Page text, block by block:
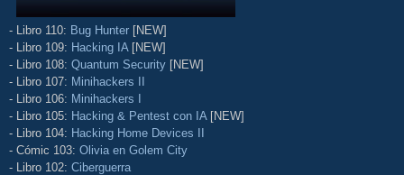
- Libro 110: Bug Hunter [NEW]
- Libro 109: Hacking IA [NEW]
- Libro 108: Quantum Security [NEW]
- Libro 107: Minihackers II
- Libro 106: Minihackers I
- Libro 105: Hacking & Pentest con IA [NEW]
- Libro 104: Hacking Home Devices II
- Cómic 103: Olivia en Golem City
- Libro 102: Ciberguerra